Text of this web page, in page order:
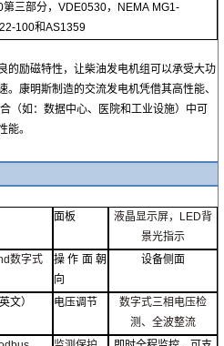
第三部分， VDE0530， NEMA MG1-
100和AS1359
的励磁特性，让柴油发电机组可以承受大功
康明斯制造的交流发电机凭借其高性能、
（如：数据中心、医院和工业设施）中可
能。
面板 液晶显示屏， LED背
景光指示
d数字式 操作面朝
向
设备侧面
文） 电压调节
数字式三相电压检
测、 全波整流